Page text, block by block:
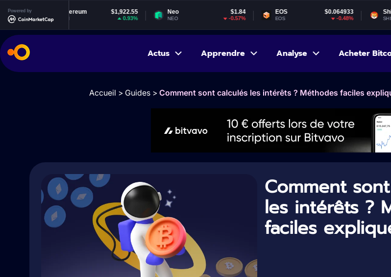
Powered by
Ethereum $1,922.55
ETH
Neo
NEO
EOS $0.064933
EOS
Shiba Inu
SHIB
Actus Apprendre Analyse Acheter
Accueil > Guides > Comment sont calculés les intérêts ? Méthodes faciles
Comment
les intérêts ?
faciles